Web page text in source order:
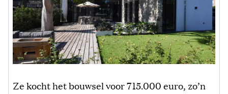
Ze kocht het bouwsel voor 715.000 euro, zo’n